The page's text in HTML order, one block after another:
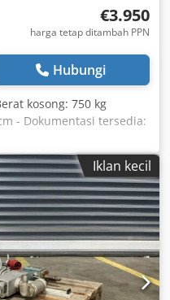
€3.950
harga tetap ditambah PPN
Hubungi
kosong: 750 kg
- Dokumentasi tersedia:
- Dimensi pengiriman:
x t) - Berat pengiriman
[buah]: 1 Informasi
Harga yang tertera
nilai Pajak
berdasarkan selisih:
untuk
Pengiriman dan
kapan saja untuk
Yorick Diebels
Iklan kecil